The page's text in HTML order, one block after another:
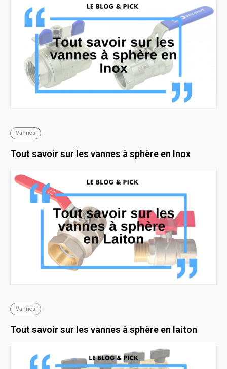
Vannes
Tout savoir sur les vannes à sphère en Inox
Vannes
Tout savoir sur les vannes à sphère en laiton